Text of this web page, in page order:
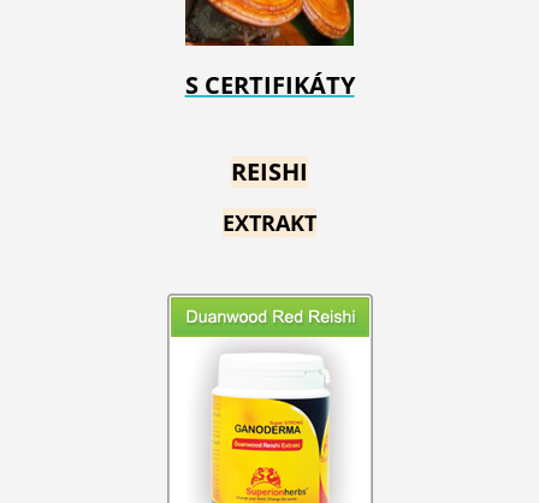
S CERTIFIKÁTY
REISHI
EXTRAKT